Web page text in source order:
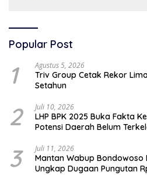
Popular Post
1 Agustus 5, 2026
Triv Group Cetak Rekor
Setahun
2 Juli 10, 2026
LHP BPK 2025 Buka Fakta
Potensi Daerah Belum
3 Juli 11, 2026
Mantan Wabup Bondowoso
Ungkap Dugaan Pungutan